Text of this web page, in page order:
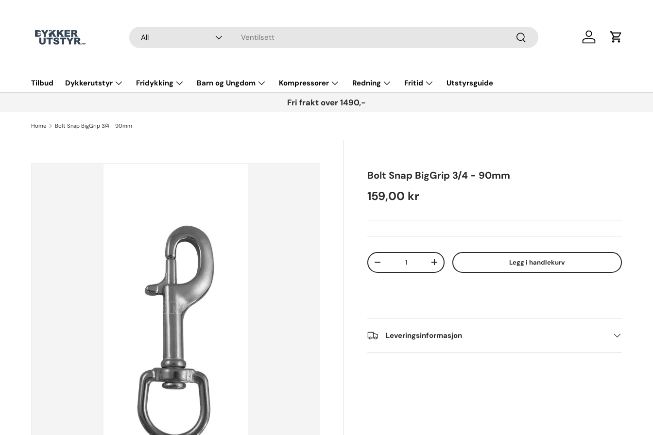
Søk
Product type
All Søk Log in Cart
Tilbud Dykkerutstyr Fridykking Barn og Ungdom Kompressorer Redning Fritid Utstyrsguide
Fri frakt over 1490,-
Home Bolt Snap BigGrip 3/4 - 90mm
Bolt Snap BigGrip 3/4 - 90mm
Regular price
159,00 kr
Qty
Decrease quantityIncrease quantity Legg i handlekurv
Leveringsinformasjon